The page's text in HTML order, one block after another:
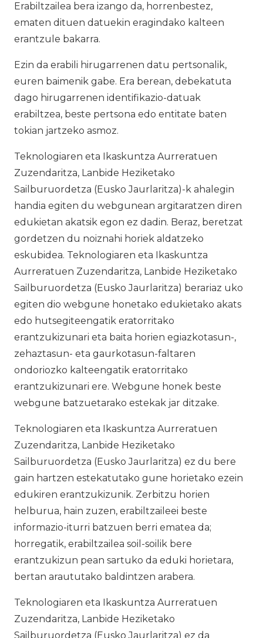
Erabiltzailea bera izango da, horrenbestez,
ematen dituen datuekin eragindako kalteen
erantzule bakarra.
Ezin da erabili hirugarrenen datu pertsonalik,
euren baimenik gabe. Era berean, debekatuta
dago hirugarrenen identifikazio-datuak
erabiltzea, beste pertsona edo entitate baten
tokian jartzeko asmoz.
Teknologiaren eta Ikaskuntza Aurreratuen
Zuzendaritza, Lanbide Heziketako
Sailburuordetza (Eusko Jaurlaritza)-k ahalegin
handia egiten du webgunean argitaratzen diren
edukietan akatsik egon ez dadin. Beraz, beretzat
gordetzen du noiznahi horiek aldatzeko
eskubidea. Teknologiaren eta Ikaskuntza
Aurreratuen Zuzendaritza, Lanbide Heziketako
Sailburuordetza (Eusko Jaurlaritza) berariaz uko
egiten dio webgune honetako edukietako akats
edo hutsegiteengatik eratorritako
erantzukizunari eta baita horien egiazkotasun-,
zehaztasun- eta gaurkotasun-faltaren
ondoriozko kalteengatik eratorritako
erantzukizunari ere. Webgune honek beste
webgune batzuetarako estekak jar ditzake.
Teknologiaren eta Ikaskuntza Aurreratuen
Zuzendaritza, Lanbide Heziketako
Sailburuordetza (Eusko Jaurlaritza) ez du bere
gain hartzen estekatutako gune horietako ezein
edukiren erantzukizunik. Zerbitzu horien
helburua, hain zuzen, erabiltzaileei beste
informazio-iturri batzuen berri ematea da;
horregatik, erabiltzailea soil-soilik bere
erantzukizun pean sartuko da eduki horietara,
bertan araututako baldintzen arabera.
Teknologiaren eta Ikaskuntza Aurreratuen
Zuzendaritza, Lanbide Heziketako
Sailburuordetza (Eusko Jaurlaritza) ez da